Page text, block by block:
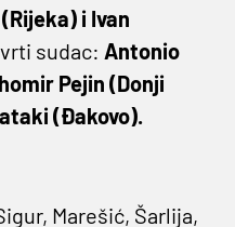
i Ivan
sudac: Antonio
Pejin (Donji
(Đakovo).
Marešić, Šarlija,